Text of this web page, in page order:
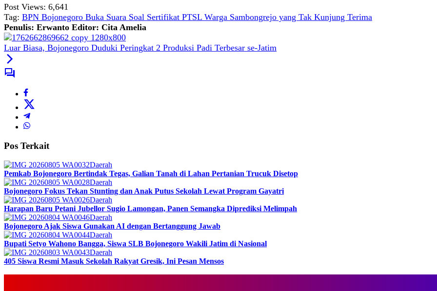
Post Views: 6,641
Tag: BPN Bojonegoro Buka Suara Soal Sertifikat PTSL Warga Sambongrejo yang Tak Kunjung Terima
Penulis: Erwanto Editor: Cita Amelia
Luar Biasa, Bojonegoro Duduki Peringkat 2 Produksi Padi Terbesar se-Jatim
Pos Terkait
Daerah
Pemkab Bojonegoro Bertindak Tegas, Galian Tanah di Lahan Pertanian Trucuk Disetop
Daerah
Bojonegoro Fokus Tekan Stunting dan Anak Putus Sekolah Lewat Program Gayatri
Daerah
Harapan Baru Petani Jubellor Sugio Lamongan, Panen Semangka Diprediksi Melimpah
Daerah
Bojonegoro Ajak Siswa Gunakan AI dengan Bertanggung Jawab
Daerah
Bupati Setyo Wahono Bangga, Siswa SLB Bojonegoro Wakili Jatim di Nasional
Daerah
405 Siswa Resmi Masuk Sekolah Rakyat Gresik, Ini Pesan Mensos